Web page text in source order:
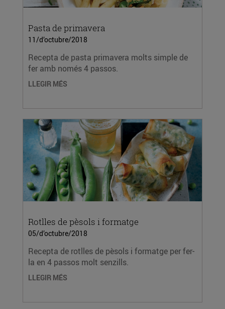
Pasta de primavera
11/d’octubre/2018
Recepta de pasta primavera molts simple de
fer amb només 4 passos.
LLEGIR MÉS
Rotlles de pèsols i formatge
05/d’octubre/2018
Recepta de rotlles de pèsols i formatge per fer-
la en 4 passos molt senzills.
LLEGIR MÉS